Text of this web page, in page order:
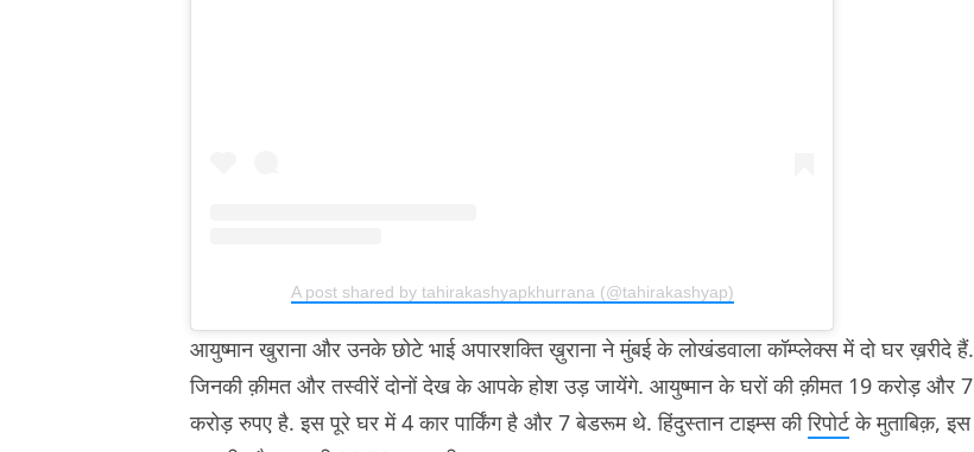
A post shared by tahirakashyapkhurrana (@tahirakashyap)
आयुष्मान खुराना और उनके छोटे भाई अपारशक्ति ख़ुराना ने मुंबई के लोखंडवाला कॉम्प्लेक्स में दो घर ख़रीदे हैं.
जिनकी क़ीमत और तस्वीरें दोनों देख के आपके होश उड़ जायेंगे. आयुष्मान के घरों की क़ीमत 19 करोड़ और 7
करोड़ रुपए है. इस पूरे घर में 4 कार पार्किंग है और 7 बेडरूम थे. हिंदुस्तान टाइम्स कीरिपोर्टके मुताबिक़, इस